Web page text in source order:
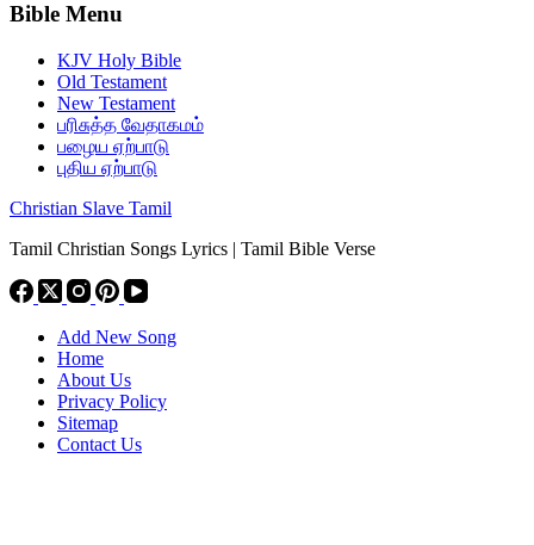
Bible Menu
KJV Holy Bible
Old Testament
New Testament
பரிசுத்த வேதாகமம்
பழைய ஏற்பாடு
புதிய ஏற்பாடு
Christian Slave Tamil
Tamil Christian Songs Lyrics | Tamil Bible Verse
Add New Song
Home
About Us
Privacy Policy
Sitemap
Contact Us